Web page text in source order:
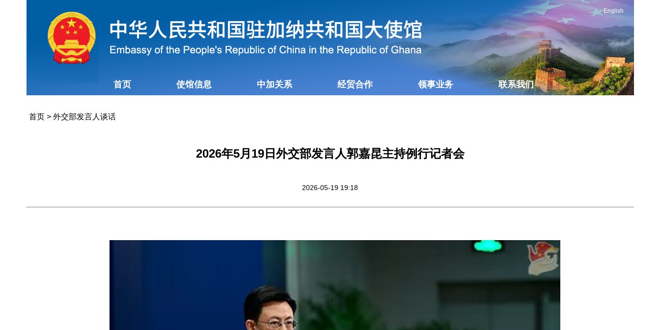
English
首页 使馆信息 中加关系 经贸合作 领事业务 联系我们
首页> 外交部发言人谈话
2026年5月19日外交部发言人郭嘉昆主持例行记者会
2026-05-19 19:18